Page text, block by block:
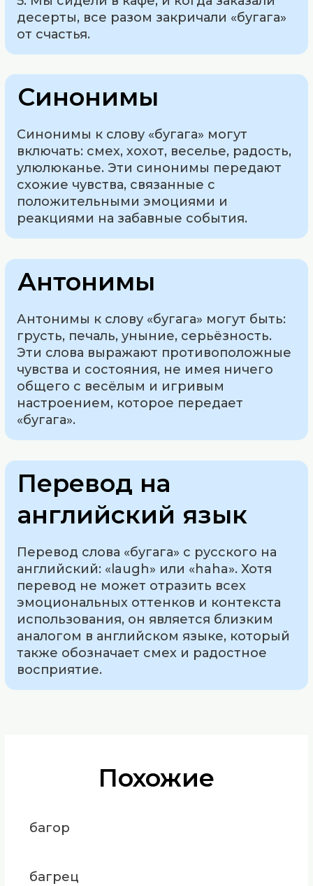
десерты, все разом закричали «бугага»
от счастья.
Синонимы
Синонимы к слову «бугага» могут
включать: смех, хохот, веселье, радость,
улюлюканье. Эти синонимы передают
схожие чувства, связанные с
положительными эмоциями и
реакциями на забавные события.
Антонимы
Антонимы к слову «бугага» могут быть:
грусть, печаль, уныние, серьёзность.
Эти слова выражают противоположные
чувства и состояния, не имея ничего
общего с весёлым и игривым
настроением, которое передает
«бугага».
Перевод на
английский язык
Перевод слова «бугага» с русского на
английский: «laugh» или «haha». Хотя
перевод не может отразить всех
эмоциональных оттенков и контекста
использования, он является близким
аналогом в английском языке, который
также обозначает смех и радостное
восприятие.
Похожие
багор
багрец